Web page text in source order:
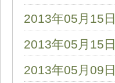
2013年05月15日
2013年05月15日
2013年05月09日